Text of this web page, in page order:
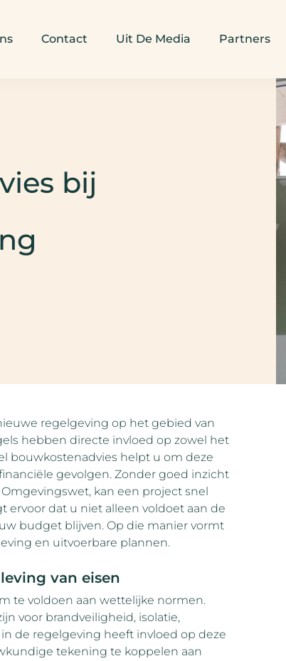
Contact Uit De Media Partners
bij
regelgeving op het gebied van
hebben directe invloed op zowel het
bouwkostenadvies helpt u om deze
gevolgen. Zonder goed inzicht
kan een project snel
ervoor dat u niet alleen voldoet aan de
budget blijven. Op die manier vormt
en uitvoerbare plannen.
van eisen
te voldoen aan wettelijke normen.
voor brandveiligheid, isolatie,
de regelgeving heeft invloed op deze
tekening te koppelen aan